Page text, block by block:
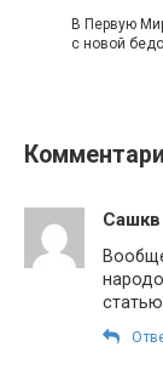
В Первую
с новой
Сашкв